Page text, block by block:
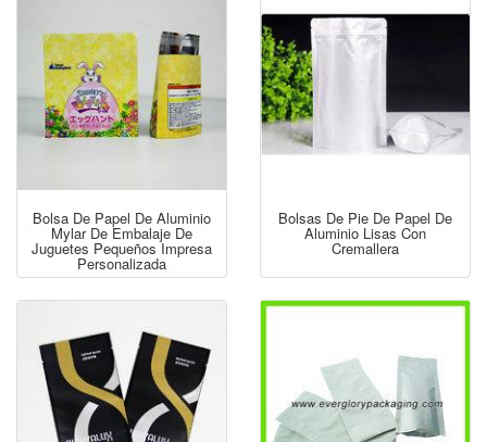
Bolsa De Papel De Aluminio
Mylar De Embalaje De
Juguetes Pequeños Impresa
Personalizada
Bolsas De Pie De Papel De
Aluminio Lisas Con
Cremallera